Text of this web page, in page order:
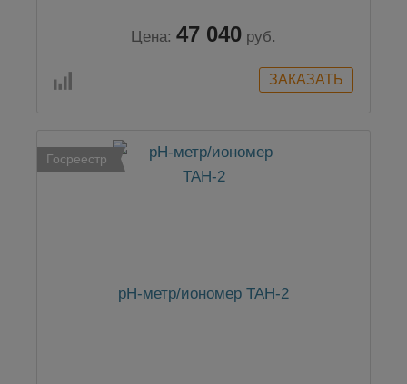
Цена: 47 040 руб.
Госреестр
pH-метр/иономер ТАН-2